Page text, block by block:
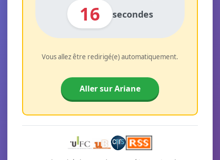
16 secondes
Vous allez être redirigé(e) automatiquement.
Aller sur Ariane